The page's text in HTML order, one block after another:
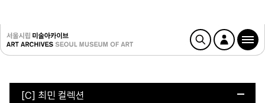
[C] 최민 컬렉션